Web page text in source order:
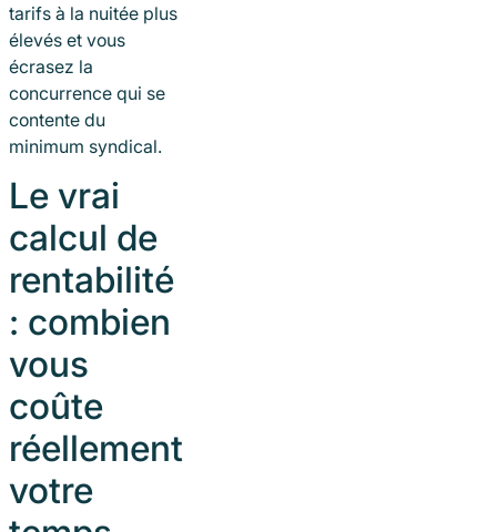
tarifs à la nuitée plus
élevés et vous
écrasez la
concurrence qui se
contente du
minimum syndical.
Le vrai
calcul de
rentabilité
: combien
vous
coûte
réellement
votre